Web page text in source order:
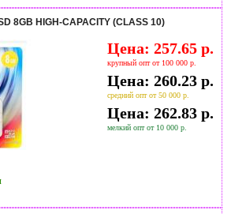
8GB HIGH-CAPACITY (CLASS 10)
Цена: 257.65 р.
крупный опт от 100 000 р.
Цена: 260.23 р.
средний опт от 50 000 р.
Цена: 262.83 р.
мелкий опт от 10 000 р.